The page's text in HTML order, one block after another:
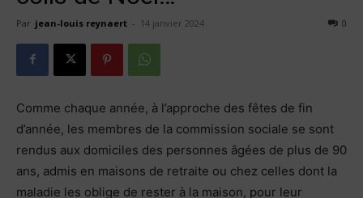
Par jean-louis reynaert - 14 janvier 2024 0
Comme chaque année, à l’approche des fêtes de fin
d’année, les membres de la commission sociale se sont
rendus aux domiciles des personnes âgées de plus de 90
ans, admis en maisons de retraite ou chez celles dont la
maladie les oblige de rester à la maison, pour leur